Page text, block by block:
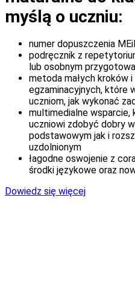
myślą o uczniu:
numer dopuszczenia
podręcznik z
lub osobnym
metoda małych kroków
egzaminacyjnych, które
uczniom, jak wykonać
multimedialne
uczniowi zdobyć dobry
podstawowym jak i
uzdolnionym
łagodne oswojenie z
środki językowe oraz
Dowiedz się więcej